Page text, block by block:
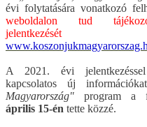
évi folytatására vonatkozó
weboldalon tud
A 2021. évi
kapcsolatos új
Magyarország" program a
április 15-én tette közzé.